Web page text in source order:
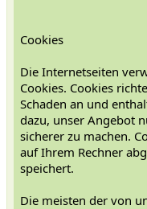
Cookies
Die Internetseiten
Cookies. Cookies
Schaden an und
dazu, unser Angebot
sicherer zu machen.
auf Ihrem Rechner
speichert.
Die meisten der von